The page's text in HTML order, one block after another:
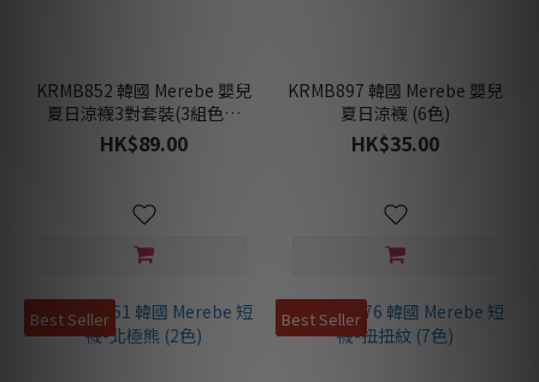
KRMB852 韓國 Merebe 嬰兒
夏日涼襪3對套裝(3組色可
選)
HK$89.00
KRMB897 韓國 Merebe 嬰兒
夏日涼襪 (6色)
HK$35.00
Best Seller Best Seller